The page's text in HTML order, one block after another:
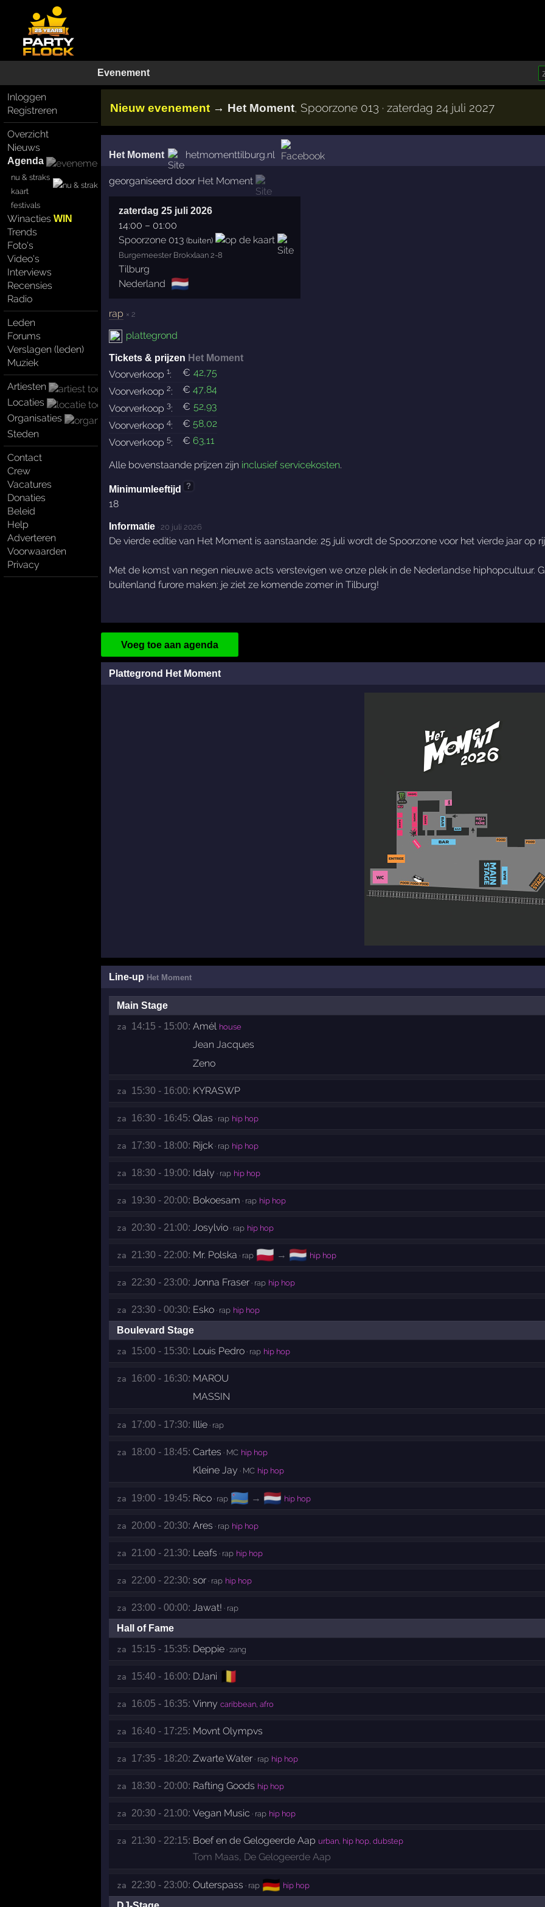
Evenement
Inloggen
Registreren
Overzicht
Nieuws
Agenda
nu & straks
kaart
festivals
WinactiesWIN
Trends
Foto's
Video's
Interviews
Recensies
Radio
Leden
Forums
Verslagen (leden)
Muziek
Artiesten
Locaties
Organisaties
Steden
Contact
Crew
Vacatures
Donaties
Beleid
Help
Adverteren
Voorwaarden
Privacy
Nieuw evenement → Het Moment, Spoorzone 013 · zaterdag 24 juli 2027
Het Moment hetmomenttilburg.nl
georganiseerd door Het Moment
zaterdag 25 juli 2026
14:00 – 01:00
Spoorzone 013 (buiten)
Burgemeester Brokxlaan 2-8
Tilburg
Nederland 🇳🇱
rap × 2
plattegrond
Tickets & prijzen Het Moment
Voorverkoop 1: € 42,75
Voorverkoop 2: € 47,84
Voorverkoop 3: € 52,93
Voorverkoop 4: € 58,02
Voorverkoop 5: € 63,11
Alle bovenstaande prijzen zijn inclusief servicekosten.
Minimumleeftijd ?
18
Informatie · 20 juli 2026
De vierde editie van Het Moment is aanstaande: 25 juli wordt de Spoorzone voor het vierde jaar
Met de komst van negen nieuwe acts verstevigen we onze plek in de Nederlandse hiphopcultuur.
buitenland furore maken: je ziet ze komende zomer in Tilburg!
Voeg toe aan agenda
Plattegrond Het Moment
Line-up Het Moment
Main Stage
za 14:15 - 15:00: Amél house
Jean Jacques
Zeno
za 15:30 - 16:00: KYRASWP
za 16:30 - 16:45: Qlas · rap hip hop
za 17:30 - 18:00: Rijck· rap hip hop
za 18:30 - 19:00: Idaly · rap hip hop
za 19:30 - 20:00: Bokoesam · rap hip hop
za 20:30 - 21:00: Josylvio· rap hip hop
za 21:30 - 22:00: Mr. Polska · rap 🇵🇱 → 🇳🇱 hip hop
za 22:30 - 23:00: Jonna Fraser· rap hip hop
za 23:30 - 00:30: Esko· rap hip hop
Boulevard Stage
za 15:00 - 15:30: Louis Pedro· rap hip hop
za 16:00 - 16:30: MAROU
MASSIN
za 17:00 - 17:30: Illie· rap
za 18:00 - 18:45: Cartes · MC hip hop
Kleine Jay · MC hip hop
za 19:00 - 19:45: Rico· rap 🇦🇼 → 🇳🇱 hip hop
za 20:00 - 20:30: Ares · rap hip hop
za 21:00 - 21:30: Leafs · rap hip hop
za 22:00 - 22:30: sor· rap hip hop
za 23:00 - 00:00: Jawat! · rap
Hall of Fame
za 15:15 - 15:35: Deppie· zang
za 15:40 - 16:00: DJani 🇧🇪
za 16:05 - 16:35: Vinny caribbean, afro
za 16:40 - 17:25: Movnt Olympvs
za 17:35 - 18:20: Zwarte Water· rap hip hop
za 18:30 - 20:00: Rafting Goods hip hop
za 20:30 - 21:00: Vegan Music · rap hip hop
za 21:30 - 22:15: Boef en de Gelogeerde Aap urban, hip hop, dubstep
Tom Maas, De Gelogeerde Aap
za 22:30 - 23:00: Outerspass · rap 🇩🇪 hip hop